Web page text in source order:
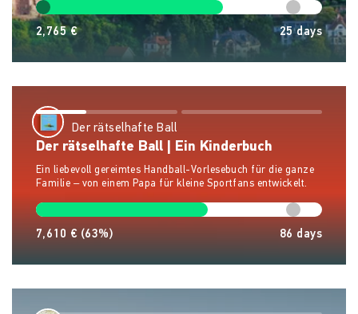
2,765 € 25days
Der rätselhafte Ball
Der rätselhafte Ball | Ein Kinderbuch
Ein liebevoll gereimtes Handball-Vorlesebuch für die ganze
Familie – von einem Papa für kleine Sportfans entwickelt.
7,610 € (63%) 86 days